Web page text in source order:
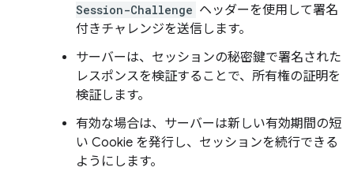
Session-Challenge ヘッダーを使用して署名
付きチャレンジを送信します。
サーバーは、セッションの秘密鍵で署名された
レスポンスを検証することで、所有権の証明を
検証します。
有効な場合は、サーバーは新しい有効期間の短
い Cookie を発行し、セッションを続行できる
ようにします。